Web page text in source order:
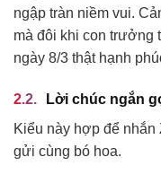
ngập tràn niềm vui.
mà đôi khi con trưởng
ngày 8/3 thật hạnh
Lời chúc ngắn
Kiểu này hợp để nhắn
gửi cùng bó hoa.